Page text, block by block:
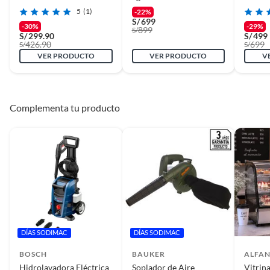
15L
5 (1)
-30%
S/299.90
S/426.90
VER PRODUCTO
Karcher
-22%
S/699
S/899
VER PRODUCTO
Para
-29%
S/499
S/699
Complementa tu producto
DÍAS SODIMAC
BOSCH
Hidrolavadora Eléctrica
DÍAS SODIMAC
BAUKER
Soplador de Aire